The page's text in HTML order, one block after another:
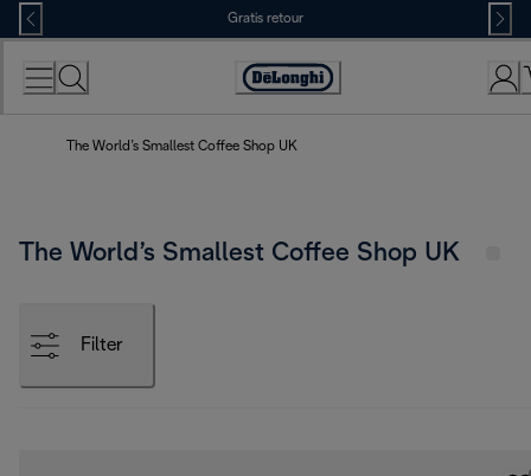
Skip
to
Content
Gratis retour
Accessibility
The World’s Smallest Coffee Shop UK
The World’s Smallest Coffee Shop UK
Filter